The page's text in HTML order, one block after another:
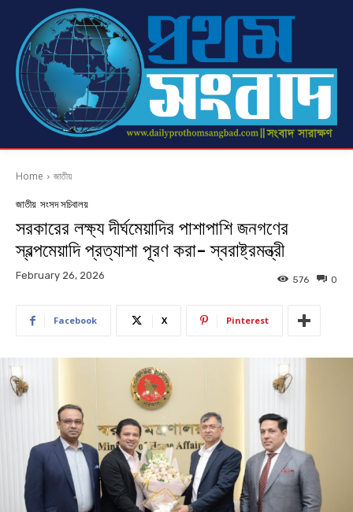
Home জাতীয়
জাতীয় সংসদ সচিবালয়
সরকারের লক্ষ্য দীর্ঘমেয়াদির পাশাপাশি জনগণের
স্বল্পমেয়াদি প্রত্যাশা পূরণ করা- স্বরাষ্ট্রমন্ত্রী
February 26, 2026 0
576
Facebook X Pinterest